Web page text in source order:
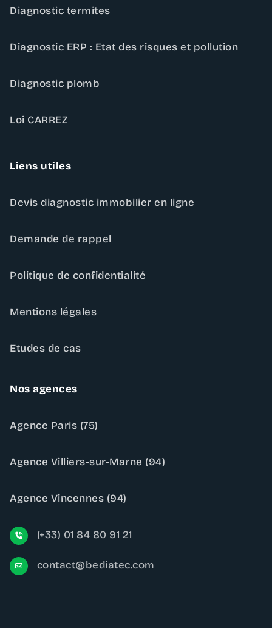
Diagnostic termites
Diagnostic ERP : Etat des risques et pollution
Diagnostic plomb
Loi CARREZ
Liens utiles
Devis diagnostic immobilier en ligne
Demande de rappel
Politique de confidentialité
Mentions légales
Etudes de cas
Nos agences
Agence Paris (75)
Agence Villiers-sur-Marne (94)
Agence Vincennes (94)
(+33) 01 84 80 91 21
contact@bediatec.com